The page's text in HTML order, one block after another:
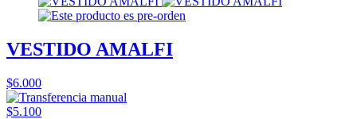
VESTIDO AMALFI
$6.000
$5.100